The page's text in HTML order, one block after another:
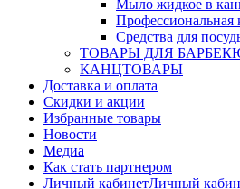
Мыло жидкое в
Профессиональная
Средства для
ТОВАРЫ ДЛЯ
КАНЦТОВАРЫ
Доставка и оплата
Скидки и акции
Избранные товары
Новости
Медиа
Как стать партнером
Личный кабинетЛичный